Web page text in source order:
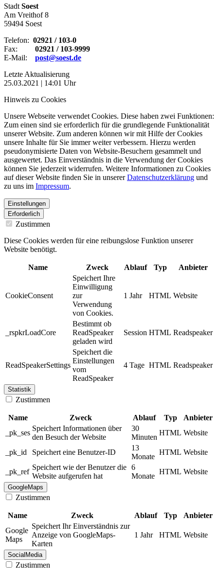
Stadt Soest
Am Vreithof 8
59494 Soest
Telefon: 02921 / 103-0
Fax: 02921 / 103-9999
E-Mail: post@soest.de
Letzte Aktualisierung
25.03.2021 | 14:01 Uhr
Hinweis zu Cookies
Unsere Webseite verwendet Cookies. Diese haben zwei Funktionen:
Zum einen sind sie erforderlich für die grundlegende Funktionalität
unserer Website. Zum anderen können wir mit Hilfe der Cookies
unsere Inhalte für Sie immer weiter verbessern. Hierzu werden
pseudonymisierte Daten von Website-Besuchern gesammelt und
ausgewertet. Das Einverständnis in die Verwendung der Cookies
können Sie jederzeit widerrufen. Weitere Informationen zu Cookies
auf dieser Website finden Sie in unsererDatenschutzerklärung und
zu uns im Impressum.
Einstellungen
Erforderlich
Zustimmen
Diese Cookies werden für eine reibungslose Funktion unserer
Website benötigt.
Name Zweck Ablauf Typ Anbieter
CookieConsent
Speichert Ihre
Einwilligung
zur
Verwendung
von Cookies.
1 Jahr HTML Website
_rspkrLoadCore
Bestimmt ob
ReadSpeaker
geladen wird
Session HTML Readspeaker
ReadSpeakerSettings
Speichert die
Einstellungen
vom
ReadSpeaker
4 Tage HTML Readspeaker
Statistik
Zustimmen
Name Zweck Ablauf Typ
Anbieter
_pk_ses
Speichert Informationen über
den Besuch der Website
30
Minuten
HTML Website
_pk_id Speichert eine Benutzer-ID
13
Monate
HTML Website
_pk_ref
Speichert wie der Benutzer die
Website aufgerufen hat
6
Monate
HTML Website
GoogleMaps
Zustimmen
Name Zweck Ablauf Typ
Anbieter
Google
Maps
Speichert Ihr Einverständnis zur
Anzeige von GoogleMaps-
Karten
1 Jahr HTML Website
SocialMedia
Zustimmen